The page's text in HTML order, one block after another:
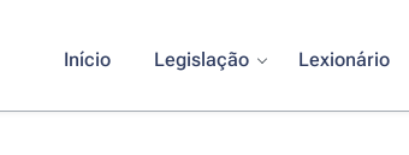
Início Legislação Lexionário